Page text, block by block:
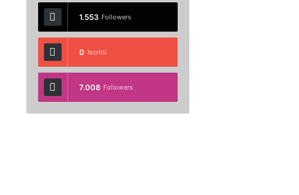
1.553 Followers
0 Iscritti
7.008 Followers